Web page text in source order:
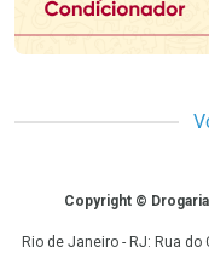
CopyrightCopyright ©
Rio de Janeiro - RJ: Rua do